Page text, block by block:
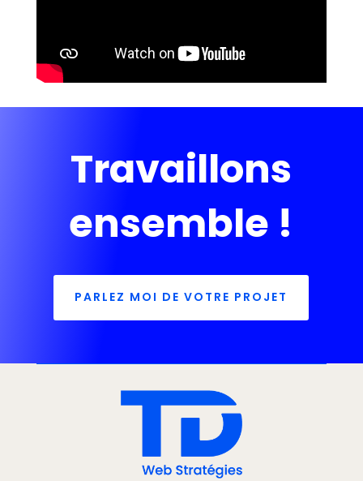
Travaillons
ensemble !
PARLEZ MOI DE VOTRE PROJET